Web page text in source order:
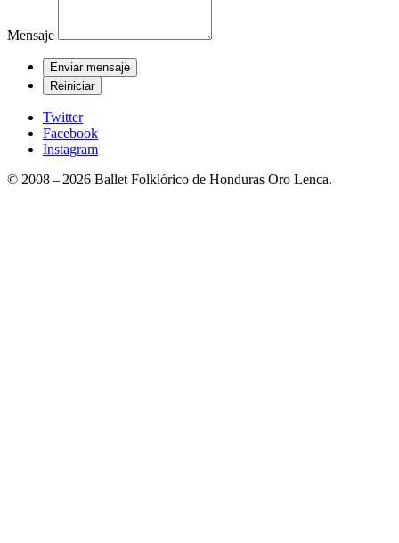
Mensaje
Twitter
Facebook
Instagram
© 2008 – 2026 Ballet Folklórico de Honduras Oro Lenca.